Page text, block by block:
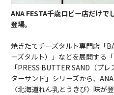
ANA FESTA千歳ロビー店だけで
登場。
焼きたてチーズタルト専門店「
ーズタルト）」などを展開する
「PRESS BUTTER SAND（プ
ターサンド」シリーズから、
〈北海道れん乳とうきび〉味が